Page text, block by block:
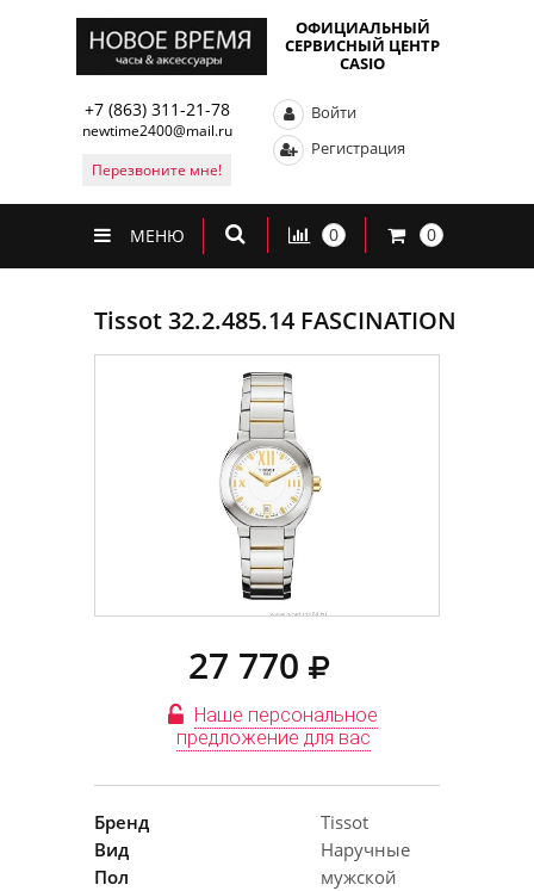
ОФИЦИАЛЬНЫЙ
СЕРВИСНЫЙ ЦЕНТР
CASIO
+7 (863) 311-21-78
newtime2400@mail.ru
Перезвоните мне!
Войти
Регистрация
МЕНЮ 0 0
Tissot 32.2.485.14 FASCINATION
27 770
Наше персональное
предложение для вас
Бренд
Tissot
Вид
Наручные
Пол
мужской